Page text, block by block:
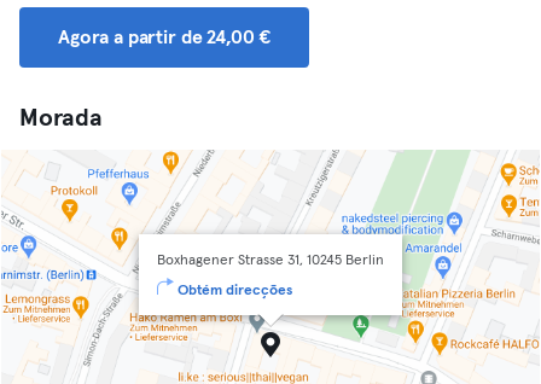
Agora a partir de 24,00 €
Morada
Boxhagener Strasse 31, 10245 Berlin
Obtém direcções